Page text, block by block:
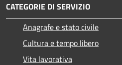
CATEGORIE DI SERVIZIO
Anagrafe e stato civile
Cultura e tempo libero
Vita lavorativa